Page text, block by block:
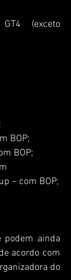
(exceto
BOP;
BOP;
podem ainda
acordo com
do